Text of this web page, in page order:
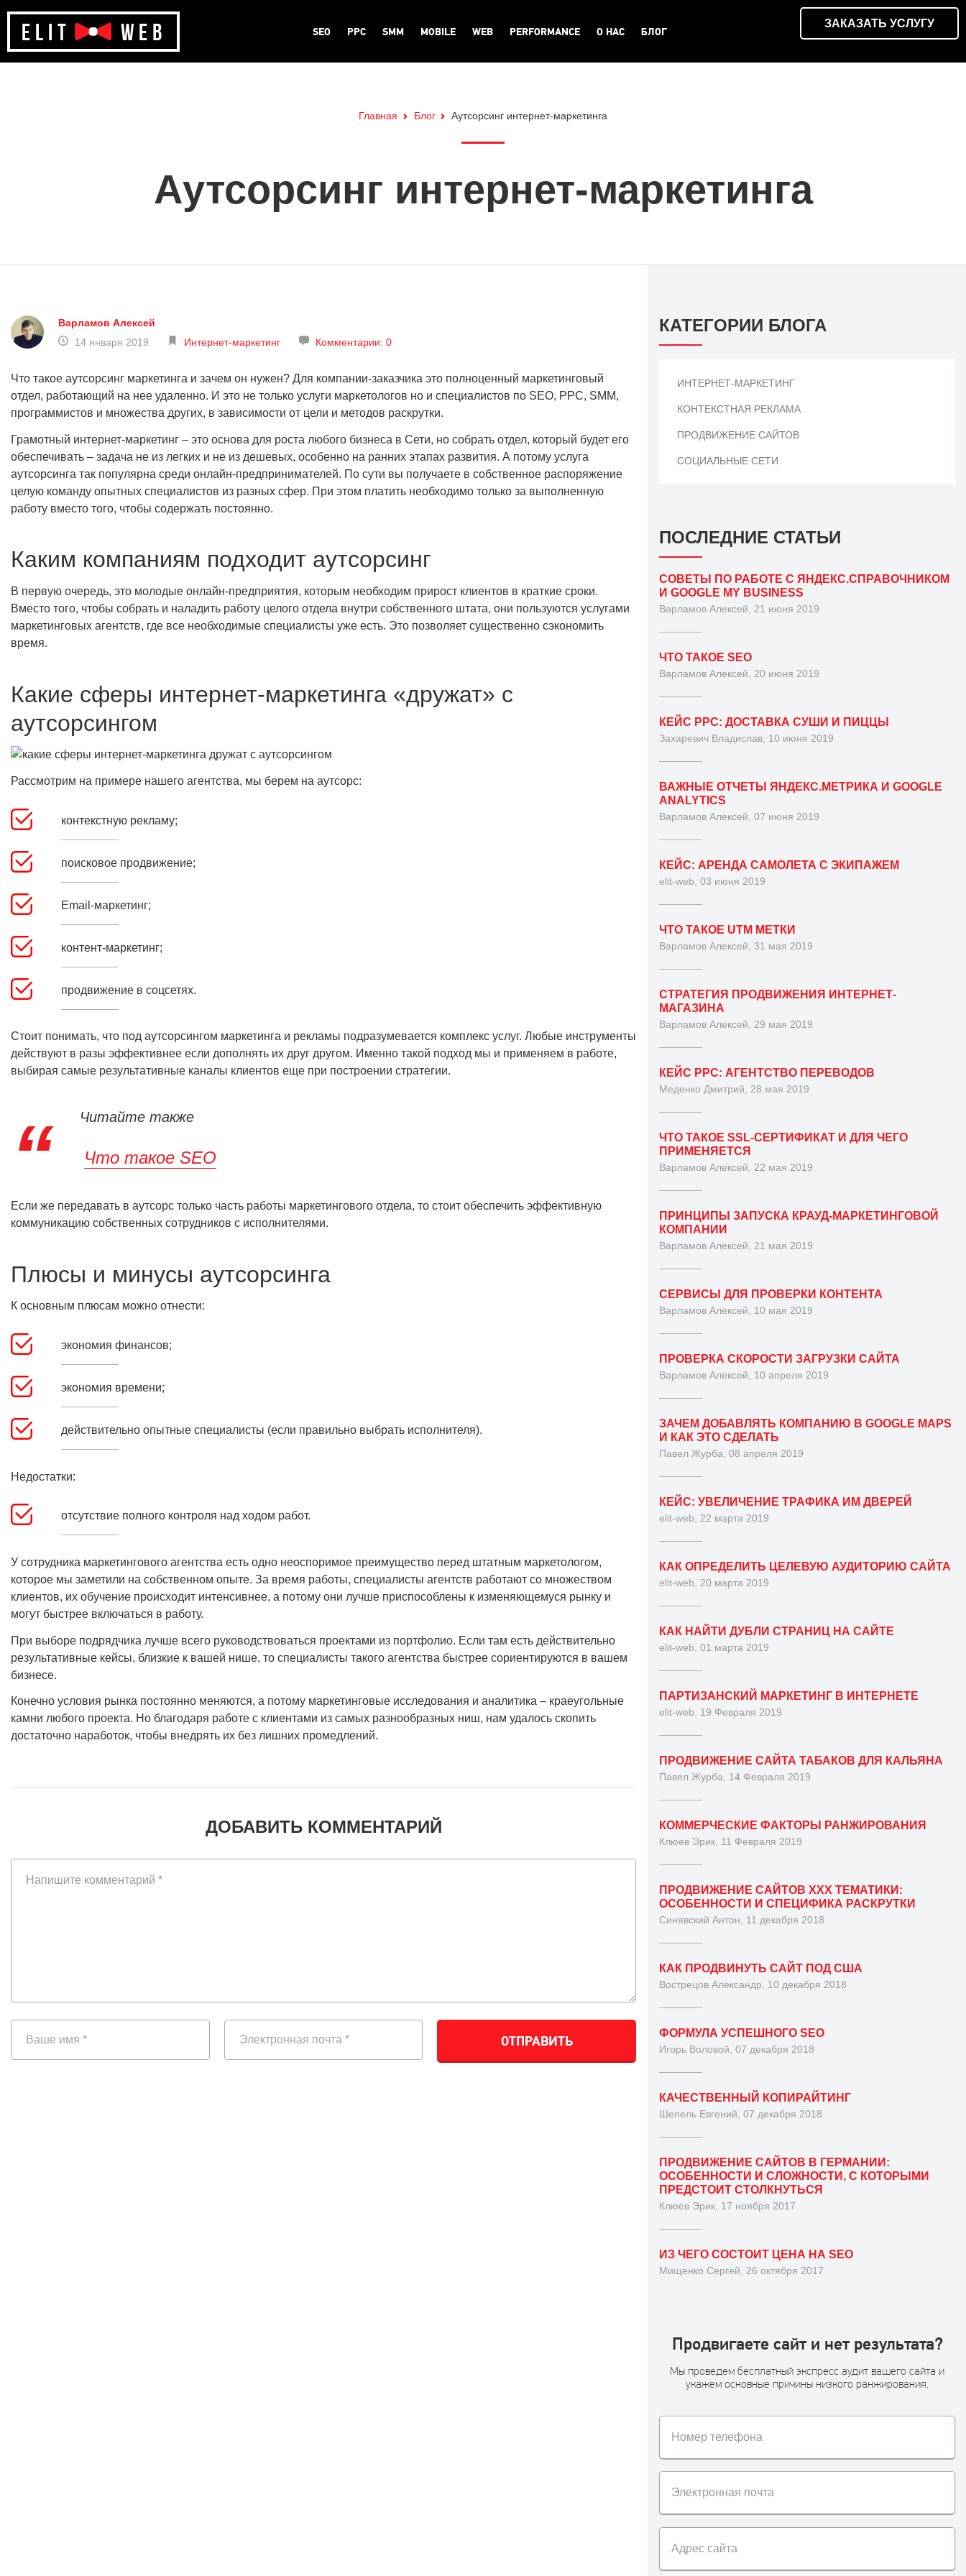
SEO PPC SMM MOBILE WEB PERFORMANCE О НАС БЛОГ
ЗАКАЗАТЬ УСЛУГУ
Главная Блог Аутсорсинг интернет-маркетинга
Аутсорсинг интернет-маркетинга
Варламов Алексей
14 января 2019
Интернет-маркетинг Комментарии: 0
Что такое аутсорсинг маркетинга и зачем он нужен? Для компании-заказчика это полноценный маркетинговый
отдел, работающий на нее удаленно. И это не только услуги маркетологов но и специалистов по SEO, PPC, SMM,
программистов и множества других, в зависимости от цели и методов раскрутки.
Грамотный интернет-маркетинг – это основа для роста любого бизнеса в Сети, но собрать отдел, который будет его
обеспечивать – задача не из легких и не из дешевых, особенно на ранних этапах развития. А потому услуга
аутсорсинга так популярна среди онлайн-предпринимателей. По сути вы получаете в собственное распоряжение
целую команду опытных специалистов из разных сфер. При этом платить необходимо только за выполненную
работу вместо того, чтобы содержать постоянно.
Каким компаниям подходит аутсорсинг
В первую очередь, это молодые онлайн-предприятия, которым необходим прирост клиентов в краткие сроки.
Вместо того, чтобы собрать и наладить работу целого отдела внутри собственного штата, они пользуются услугами
маркетинговых агентств, где все необходимые специалисты уже есть. Это позволяет существенно сэкономить
время.
Какие сферы интернет-маркетинга «дружат» с
аутсорсингом
Рассмотрим на примере нашего агентства, мы берем на аутсорс:
контекстную рекламу;
поисковое продвижение;
Email-маркетинг;
контент-маркетинг;
продвижение в соцсетях.
Стоит понимать, что под аутсорсингом маркетинга и рекламы подразумевается комплекс услуг. Любые инструменты
действуют в разы эффективнее если дополнять их друг другом. Именно такой подход мы и применяем в работе,
выбирая самые результативные каналы клиентов еще при построении стратегии.
Читайте также
Что такое SEO
Если же передавать в аутсорс только часть работы маркетингового отдела, то стоит обеспечить эффективную
коммуникацию собственных сотрудников с исполнителями.
Плюсы и минусы аутсорсинга
К основным плюсам можно отнести:
экономия финансов;
экономия времени;
действительно опытные специалисты (если правильно выбрать исполнителя).
Недостатки:
отсутствие полного контроля над ходом работ.
У сотрудника маркетингового агентства есть одно неоспоримое преимущество перед штатным маркетологом,
которое мы заметили на собственном опыте. За время работы, специалисты агентств работают со множеством
клиентов, их обучение происходит интенсивнее, а потому они лучше приспособлены к изменяющемуся рынку и
могут быстрее включаться в работу.
При выборе подрядчика лучше всего руководствоваться проектами из портфолио. Если там есть действительно
результативные кейсы, близкие к вашей нише, то специалисты такого агентства быстрее сориентируются в вашем
бизнесе.
Конечно условия рынка постоянно меняются, а потому маркетинговые исследования и аналитика – краеугольные
камни любого проекта. Но благодаря работе с клиентами из самых разнообразных ниш, нам удалось скопить
достаточно наработок, чтобы внедрять их без лишних промедлений.
ДОБАВИТЬ КОММЕНТАРИЙ
ОТПРАВИТЬ
КАТЕГОРИИ БЛОГА
ИНТЕРНЕТ-МАРКЕТИНГ
КОНТЕКСТНАЯ РЕКЛАМА
ПРОДВИЖЕНИЕ САЙТОВ
СОЦИАЛЬНЫЕ СЕТИ
ПОСЛЕДНИЕ СТАТЬИ
СОВЕТЫ ПО РАБОТЕ С ЯНДЕКС.СПРАВОЧНИКОМ
И GOOGLE MY BUSINESS
Варламов Алексей, 21 июня 2019
ЧТО ТАКОЕ SEO
Варламов Алексей, 20 июня 2019
КЕЙС PPC: ДОСТАВКА СУШИ И ПИЦЦЫ
Захаревич Владислав, 10 июня 2019
ВАЖНЫЕ ОТЧЕТЫ ЯНДЕКС.МЕТРИКА И GOOGLE
ANALYTICS
Варламов Алексей, 07 июня 2019
КЕЙС: АРЕНДА САМОЛЕТА С ЭКИПАЖЕМ
elit-web, 03 июня 2019
ЧТО ТАКОЕ UTM МЕТКИ
Варламов Алексей, 31 мая 2019
СТРАТЕГИЯ ПРОДВИЖЕНИЯ ИНТЕРНЕТ-
МАГАЗИНА
Варламов Алексей, 29 мая 2019
КЕЙС PPC: АГЕНТСТВО ПЕРЕВОДОВ
Меденко Дмитрий, 28 мая 2019
ЧТО ТАКОЕ SSL-СЕРТИФИКАТ И ДЛЯ ЧЕГО
ПРИМЕНЯЕТСЯ
Варламов Алексей, 22 мая 2019
ПРИНЦИПЫ ЗАПУСКА КРАУД-МАРКЕТИНГОВОЙ
КОМПАНИИ
Варламов Алексей, 21 мая 2019
СЕРВИСЫ ДЛЯ ПРОВЕРКИ КОНТЕНТА
Варламов Алексей, 10 мая 2019
ПРОВЕРКА СКОРОСТИ ЗАГРУЗКИ САЙТА
Варламов Алексей, 10 апреля 2019
ЗАЧЕМ ДОБАВЛЯТЬ КОМПАНИЮ В GOOGLE MAPS
И КАК ЭТО СДЕЛАТЬ
Павел Журба, 08 апреля 2019
КЕЙС: УВЕЛИЧЕНИЕ ТРАФИКА ИМ ДВЕРЕЙ
elit-web, 22 марта 2019
КАК ОПРЕДЕЛИТЬ ЦЕЛЕВУЮ АУДИТОРИЮ САЙТА
elit-web, 20 марта 2019
КАК НАЙТИ ДУБЛИ СТРАНИЦ НА САЙТЕ
elit-web, 01 марта 2019
ПАРТИЗАНСКИЙ МАРКЕТИНГ В ИНТЕРНЕТЕ
elit-web, 19 Февраля 2019
ПРОДВИЖЕНИЕ САЙТА ТАБАКОВ ДЛЯ КАЛЬЯНА
Павел Журба, 14 Февраля 2019
КОММЕРЧЕСКИЕ ФАКТОРЫ РАНЖИРОВАНИЯ
Клюев Эрик, 11 Февраля 2019
ПРОДВИЖЕНИЕ САЙТОВ XXX ТЕМАТИКИ:
ОСОБЕННОСТИ И СПЕЦИФИКА РАСКРУТКИ
Синявский Антон, 11 декабря 2018
КАК ПРОДВИНУТЬ САЙТ ПОД США
Вострецов Александр, 10 декабря 2018
ФОРМУЛА УСПЕШНОГО SEO
Игорь Воловой, 07 декабря 2018
КАЧЕСТВЕННЫЙ КОПИРАЙТИНГ
Шепель Евгений, 07 декабря 2018
ПРОДВИЖЕНИЕ САЙТОВ В ГЕРМАНИИ:
ОСОБЕННОСТИ И СЛОЖНОСТИ, С КОТОРЫМИ
ПРЕДСТОИТ СТОЛКНУТЬСЯ
Клюев Эрик, 17 ноября 2017
ИЗ ЧЕГО СОСТОИТ ЦЕНА НА SEO
Мищенко Сергей, 26 октября 2017
Продвигаете сайт и нет результата?
Мы проведем бесплатный экспресс аудит вашего сайта и
укажем основные причины низкого ранжирования.